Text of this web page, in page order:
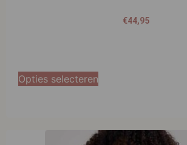
€44,95
Opties selecteren